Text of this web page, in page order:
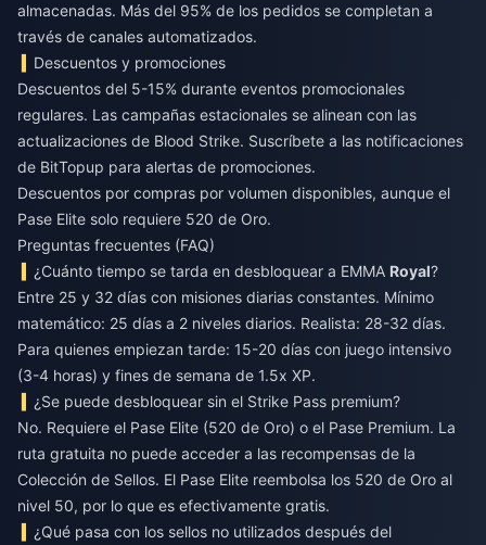
almacenadas. Más del 95% de los pedidos se completan a
través de canales automatizados.
Descuentos y promociones
Descuentos del 5-15% durante eventos promocionales
regulares. Las campañas estacionales se alinean con las
actualizaciones de Blood Strike. Suscríbete a las notificaciones
de BitTopup para alertas de promociones.
Descuentos por compras por volumen disponibles, aunque el
Pase Elite solo requiere 520 de Oro.
Preguntas frecuentes (FAQ)
¿Cuánto tiempo se tarda en desbloquear a EMMA Royal?
Entre 25 y 32 días con misiones diarias constantes. Mínimo
matemático: 25 días a 2 niveles diarios. Realista: 28-32 días.
Para quienes empiezan tarde: 15-20 días con juego intensivo
(3-4 horas) y fines de semana de 1.5x XP.
¿Se puede desbloquear sin el Strike Pass premium?
No. Requiere el Pase Elite (520 de Oro) o el Pase Premium. La
ruta gratuita no puede acceder a las recompensas de la
Colección de Sellos. El Pase Elite reembolsa los 520 de Oro al
nivel 50, por lo que es efectivamente gratis.
¿Qué pasa con los sellos no utilizados después del